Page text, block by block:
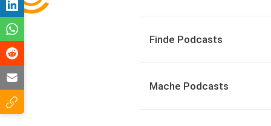
Finde Podcasts
Mache Podcasts